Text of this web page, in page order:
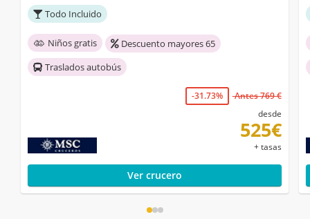
Todo Incluido
Niños gratis
Descuento mayores 65
Traslados autobús
-31.73%
Antes 769 €
desde
525€
+ tasas
Ver crucero